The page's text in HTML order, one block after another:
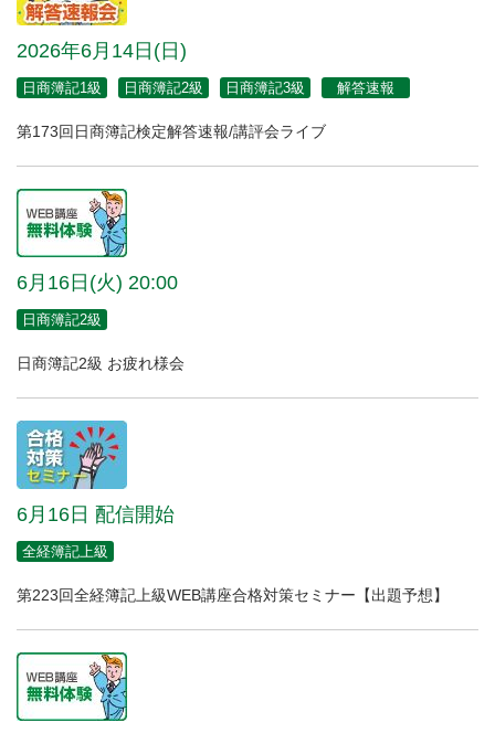
2026年6月14日(日)
日商簿記1級 日商簿記2級 日商簿記3級 解答速報
第173回日商簿記検定解答速報/講評会ライブ
6月16日(火) 20:00
日商簿記2級
日商簿記2級 お疲れ様会
6月16日 配信開始
全経簿記上級
第223回全経簿記上級WEB講座合格対策セミナー【出題予想】